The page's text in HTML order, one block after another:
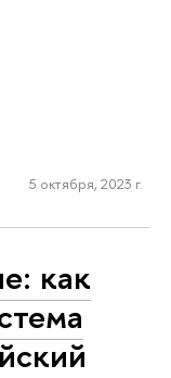
5 октября, 2023 г.
как